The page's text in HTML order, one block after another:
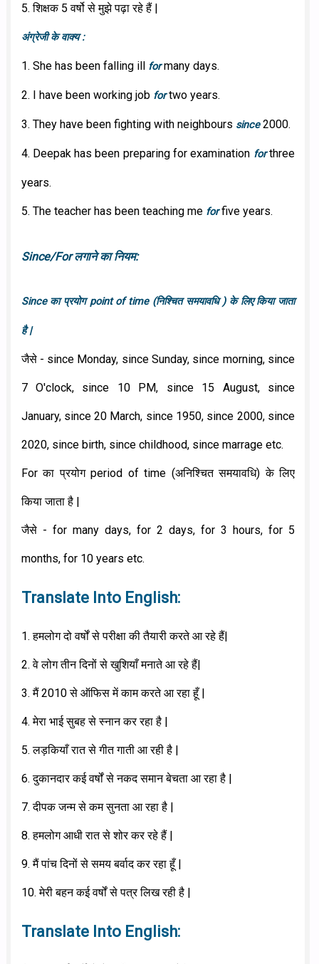
5. शिक्षक 5 वर्षो से मुझे पढ़ा रहे हैं |
अंग्रेजी के वाक्य :
1. She has been falling ill formany days.
2. I have been working job fortwo years.
3. They have been fighting with neighbours since2000.
4. Deepak has been preparing for examination forthree
years.
5. The teacher has been teaching me forfive years.
Since/For लगाने का नियम:
Since का प्रयोग point of time (निश्चित समयावधि ) के लिए किया जाता
है |
जैसे - since Monday, since Sunday, since morning, since
7 O'clock, since 10 PM, since 15 August, since
January, since 20 March, since 1950, since 2000, since
2020, since birth, since childhood, since marrage etc.
For का प्रयोग period of time (अनिश्चित समयावधि) के लिए
किया जाता है |
जैसे - for many days, for 2 days, for 3 hours, for 5
months, for 10 years etc.
Translate Into English:
1. हमलोग दो वर्षों से परीक्षा की तैयारी करते आ रहे हैं|
2. वे लोग तीन दिनों से खुशियाँ मनाते आ रहे हैं|
3. मैं 2010 से ऑफिस में काम करते आ रहा हूँ |
4. मेरा भाई सुबह से स्नान कर रहा है |
5. लड़कियाँ रात से गीत गाती आ रही है |
6. दुकानदार कई वर्षों से नकद समान बेचता आ रहा है |
7. दीपक जन्म से कम सुनता आ रहा है |
8. हमलोग आधी रात से शोर कर रहे हैं |
9. मैं पांच दिनों से समय बर्वाद कर रहा हूँ |
10. मेरी बहन कई वर्षों से पत्र लिख रही है |
Translate Into English: